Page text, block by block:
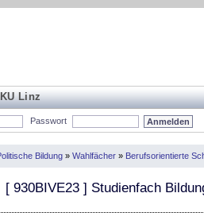
Linz
Passwort
Bildung » Wahlfächer » Berufsorientierte
[ 930BIVE23 ] Studienfach